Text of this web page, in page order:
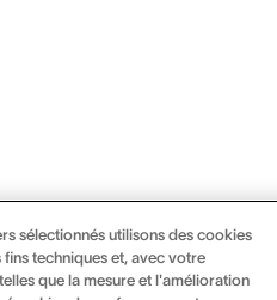
sélectionnés utilisons des cookies
techniques et, avec votre
que la mesure et l'amélioration